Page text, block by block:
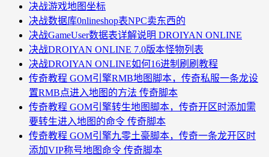
决战游戏地图坐标
决战数据库0nlineshop表NPC卖东西的
决战GameUser数据表详解说明 DROIYAN ONLINE
决战DROIYAN ONLINE 7.0版本怪物列表
决战DROIYAN ONLINE如何16进制刷刷教程
传奇教程 GOM引擎RMB地图脚本，传奇私服一条龙设
置RMB点进入地图的方法 传奇脚本
传奇教程 GOM引擎转生地图脚本，传奇开区时添加需
要转生进入地图的命令 传奇脚本
传奇教程 GOM引擎九零土豪脚本，传奇一条龙开区时
添加VIP称号地图命令 传奇脚本